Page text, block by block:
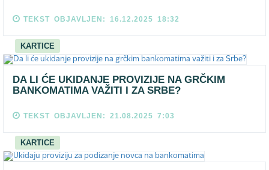
TEKST OBJAVLJEN: 16.12.2025 18:32
KARTICE
DA LI ĆE UKIDANJE PROVIZIJE NA GRČKIM
BANKOMATIMA VAŽITI I ZA SRBE?
TEKST OBJAVLJEN: 21.08.2025 7:03
KARTICE